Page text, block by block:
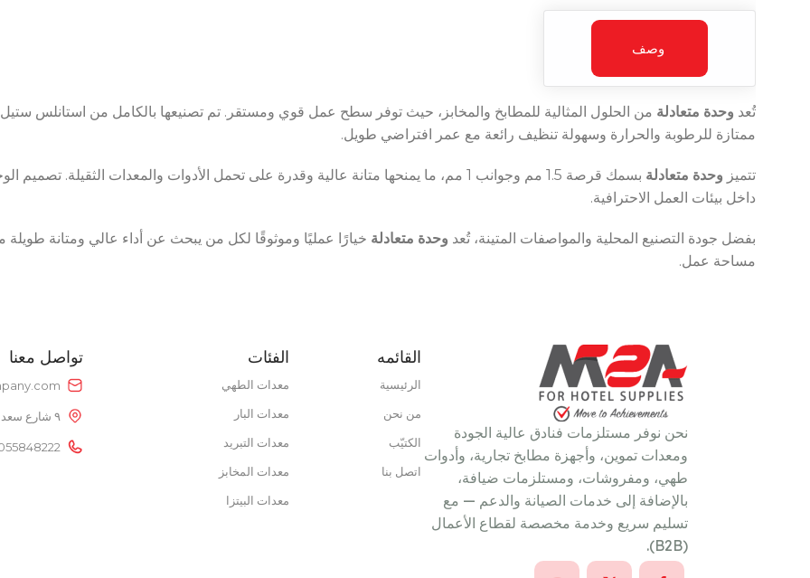
نوع الطاقة غاز
نطاق درجة الحرارة
POWER HOURS
POWER SUPPLY
220V
HOURS POWER
وصف
تُعد وحدة متعادلة
ممتازة للرطوبة والحرارة وسهولة تنظيف رائعة مع عمر افتراضي طويل.
تتميز وحدة متعادلة
بسمك قرصة 1.5 مم وجوانب 1 مم، ما يمنحها متانة عالية وقدرة على تحمل الأدوات والمعدات
داخل بيئات العمل الاحترافية.
بفضل جودة التصنيع المحلية والمواصفات المتينة، تُعد وحدة متعادلة خيارًا عمليًا وموثوقًا لكل من يبحث عن أداء عالي ومتانة
مساحة عمل.
نحن نوفر مستلزمات فنادق عالية الجودة
ومعدات تموين، وأجهزة مطابخ تجارية، وأدوات
طهي، ومفروشات، ومستلزمات ضيافة،
بالإضافة إلى خدمات الصيانة والدعم — مع
تسليم سريع وخدمة مخصصة لقطاع الأعمال
(B2B).
القائمه
الرئيسية
من نحن
الكتيّب
اتصل بنا
الفئات
معدات الطهي
معدات البار
معدات التبريد
معدات المخابز
معدات البيتزا
تواصل معنا
٩ شارع سعد الدين عمر، خلف بتروجيت، النزهة الجديدة، القاهرة، مصر